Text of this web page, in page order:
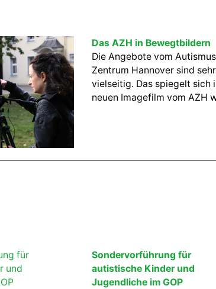
Das AZH in Bewegtbildern
Die Angebote vom
Zentrum Hannover sind sehr
vielseitig. Das spiegelt sich
neuen Imagefilm vom AZH
Sondervorführung für
autistische Kinder und
Jugendliche im GOP